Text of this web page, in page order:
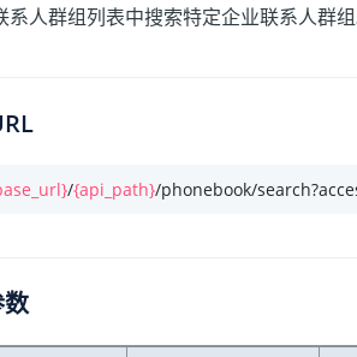
系人群组列表中搜索特定企业联系人群
/{api_path}/phonebook/